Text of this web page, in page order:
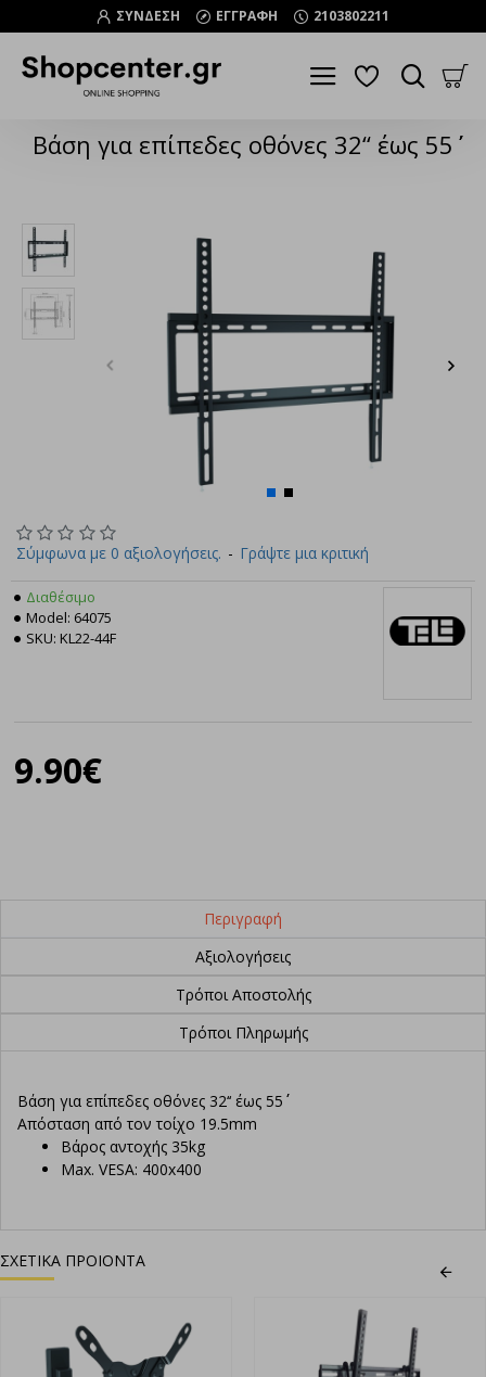
ΣΥΝΔΕΣΗ ΕΓΓΡΑΦΗ 2103802211
Βάση για επίπεδες οθόνες 32‘‘ έως 55΄΄
Σύμφωνα με 0 αξιολογήσεις. - Γράψτε μια κριτική
9.90€
Διαθέσιμο
Model: 64075
SKU: KL22-44F
Περιγραφή
Αξιολογήσεις
Τρόποι Αποστολής
Τρόποι Πληρωμής
Βάση για επίπεδες οθόνες 32‘‘ έως 55΄΄
Απόσταση από τον τοίχο 19.5mm
Βάρος αντοχής 35kg
Max. VESA: 400x400
ΣΧΕΤΙΚΑ ΠΡΟΙΟΝΤΑ